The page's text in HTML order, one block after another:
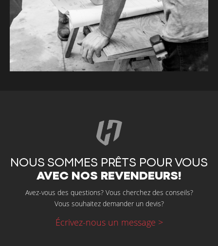
NOUS SOMMES PRÊTS POUR VOUS
AVEC NOS REVENDEURS!
Avez-vous des questions? Vous cherchez des conseils?
Vous souhaitez demander un devis?
Écrivez-nous un message >